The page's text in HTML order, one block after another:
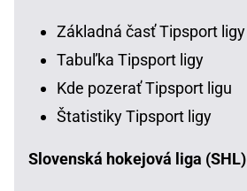
Základná časť Tipsport ligy
Tabuľka Tipsport ligy
Kde pozerať Tipsport ligu
Štatistiky Tipsport ligy
Slovenská hokejová liga (SHL)